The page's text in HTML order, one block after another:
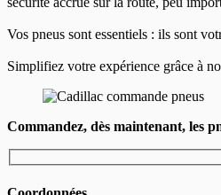
Vos pneus sont essentiels : ils sont
Simplifiez votre expérience grâce à
Commandez, dès maintenant, les